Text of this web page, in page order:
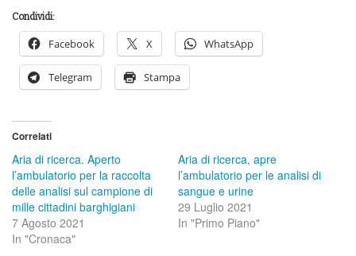
Condividi:
Facebook X WhatsApp
Telegram Stampa
Correlati
Aria di ricerca. Aperto
l’ambulatorio per la raccolta
delle analisi sul campione di
mille cittadini barghigiani
7 Agosto 2021
In "Cronaca"
Aria di ricerca, apre
l’ambulatorio per le analisi di
sangue e urine
29 Luglio 2021
In "Primo Piano"